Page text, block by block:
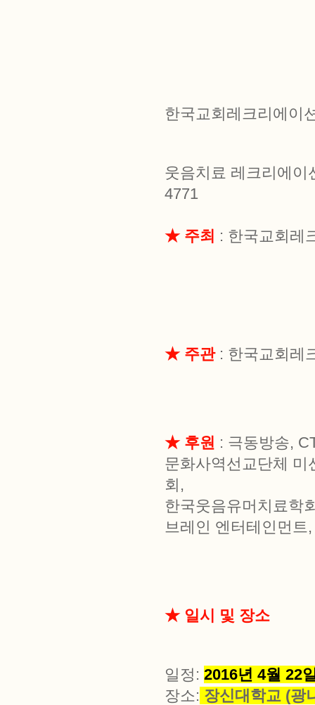
한국교회레크리에이
웃음치료 레크리에이
4771
★ 주최 : 한국교회레
★ 주관 : 한국교회레
★ 후원 : 극동방송,
문화사역선교단체 미
회,
한국웃음유머치료학
브레인 엔터테인먼트
★ 일시 및 장소
일정: 2016년 4월 22
장소: 장신대학교 (광